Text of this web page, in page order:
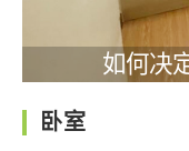
如何决
卧室